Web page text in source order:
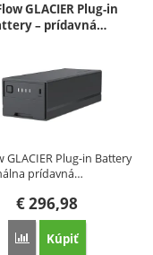
GLACIER Plug-in
– prídavná…
GLACIER Plug-in Battery
prídavná…
€296,98
Porovnať
Kúpiť